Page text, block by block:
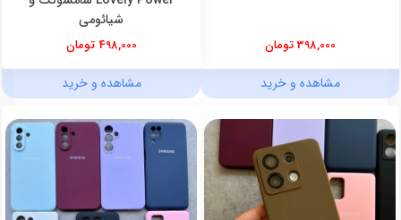
398,000 تومان
مشاهده و خرید
شیائومی
498,000 تومان
مشاهده و خرید